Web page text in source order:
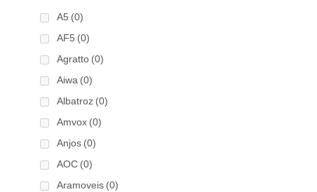
A5 (0)
AF5 (0)
Agratto (0)
Aiwa (0)
Albatroz (0)
Amvox (0)
Anjos (0)
AOC (0)
Aramoveis (0)